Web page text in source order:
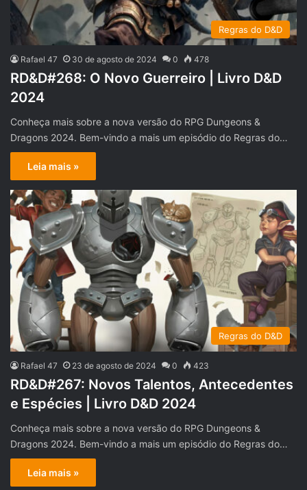
Regras do D&D
Rafael 47 30 de agosto de 2024 0 478
RD&D#268: O Novo Guerreiro | Livro D&D
2024
Conheça mais sobre a nova versão do RPG Dungeons &
Dragons 2024. Bem-vindo a mais um episódio do Regras do…
Leia mais »
Regras do D&D
Rafael 47 23 de agosto de 2024 0 423
RD&D#267: Novos Talentos, Antecedentes
e Espécies | Livro D&D 2024
Conheça mais sobre a nova versão do RPG Dungeons &
Dragons 2024. Bem-vindo a mais um episódio do Regras do…
Leia mais »